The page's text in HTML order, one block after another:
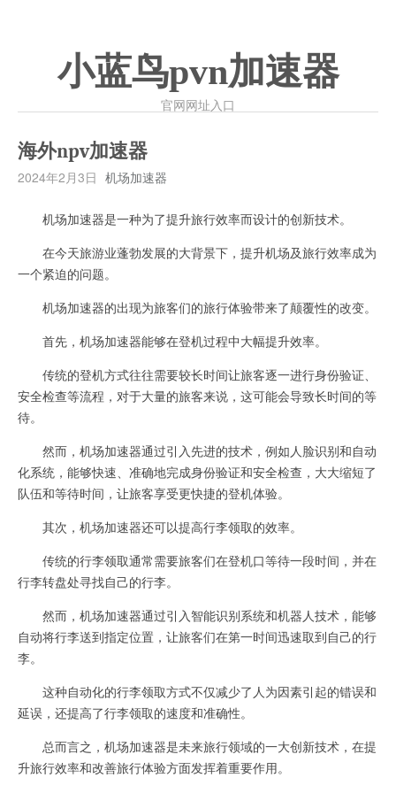
小蓝鸟pvn加速器
官网网址入口
海外npv加速器
2024年2月3日 机场加速器
机场加速器是一种为了提升旅行效率而设计的创新技术。
在今天旅游业蓬勃发展的大背景下，提升机场及旅行效率成为
一个紧迫的问题。
机场加速器的出现为旅客们的旅行体验带来了颠覆性的改变。
首先，机场加速器能够在登机过程中大幅提升效率。
传统的登机方式往往需要较长时间让旅客逐一进行身份验证、
安全检查等流程，对于大量的旅客来说，这可能会导致长时间的等
待。
然而，机场加速器通过引入先进的技术，例如人脸识别和自动
化系统，能够快速、准确地完成身份验证和安全检查，大大缩短了
队伍和等待时间，让旅客享受更快捷的登机体验。
其次，机场加速器还可以提高行李领取的效率。
传统的行李领取通常需要旅客们在登机口等待一段时间，并在
行李转盘处寻找自己的行李。
然而，机场加速器通过引入智能识别系统和机器人技术，能够
自动将行李送到指定位置，让旅客们在第一时间迅速取到自己的行
李。
这种自动化的行李领取方式不仅减少了人为因素引起的错误和
延误，还提高了行李领取的速度和准确性。
总而言之，机场加速器是未来旅行领域的一大创新技术，在提
升旅行效率和改善旅行体验方面发挥着重要作用。